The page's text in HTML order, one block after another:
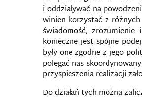
i oddziaływać na
winien korzystać z
świadomość,
konieczne jest spójne
były one zgodne z jego
polegać nas
przyspieszenia realizacji
Do działań tych można